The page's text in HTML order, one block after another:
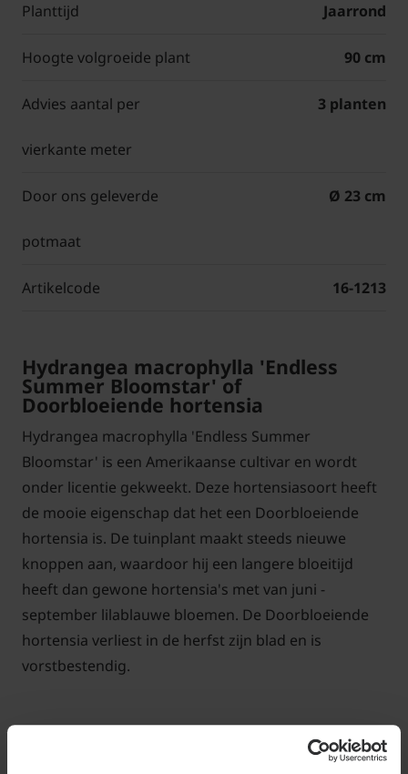
Planttijd Jaarrond
Hoogte volgroeide plant 90 cm
Advies aantal per
vierkante meter
3 planten
Door ons geleverde
potmaat
Ø 23 cm
Artikelcode 16-1213
Hydrangea macrophylla 'Endless
Summer Bloomstar' of
Doorbloeiende hortensia
Hydrangea macrophylla 'Endless Summer
Bloomstar' is een Amerikaanse cultivar en wordt
onder licentie gekweekt. Deze hortensiasoort heeft
de mooie eigenschap dat het een Doorbloeiende
hortensia is. De tuinplant maakt steeds nieuwe
knoppen aan, waardoor hij een langere bloeitijd
heeft dan gewone hortensia's met van juni -
september lilablauwe bloemen. De Doorbloeiende
hortensia verliest in de herfst zijn blad en is
vorstbestendig.
Standplaats Hydrangea macrophylla